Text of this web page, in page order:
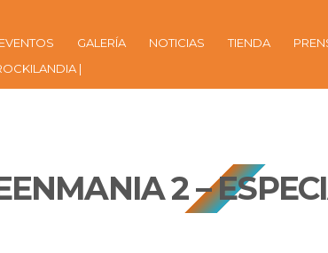
EVENTOS GALERÍA NOTICIAS TIENDA
|
2 –